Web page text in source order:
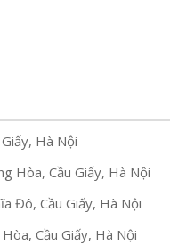
Hà Nội
Hòa, Cầu Giấy, Hà Nội
Đô, Cầu Giấy, Hà Nội
Cầu Giấy, Hà Nội